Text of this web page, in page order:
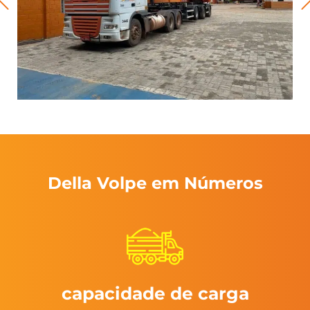
Della Volpe em Números
capacidade de carga